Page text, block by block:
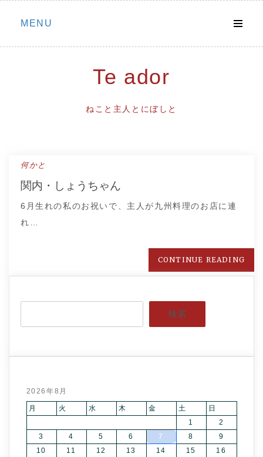
Skip
MENU
Te ador
ねこと主人とにぼしと
何かと
関内・しょうちゃん
6月生れの私のお祝いで、主人が九州料理のお店に連
れ…
CONTINUE READING
検索
2026年8月
月 火 水 木 金 土
日
1
2
3
4 5 6 7 8
9
10
11 12 13 14 15
16